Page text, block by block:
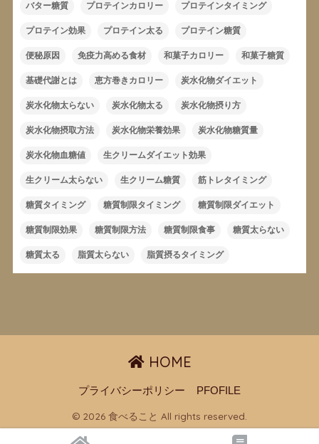
バター糖質 プロテインカロリー プロテインタイミング
プロテイン効果 プロテイン太る プロテイン糖質
便秘原因 免疫力高める食材 和菓子カロリー 和菓子糖質
基礎代謝とは 恵方巻きカロリー 炭水化物ダイエット
炭水化物太らない 炭水化物太る 炭水化物摂り方
炭水化物摂取方法 炭水化物栄養効果 炭水化物糖質量
炭水化物血糖値 生クリームダイエット効果
生クリーム太らない 生クリーム糖質 筋トレタイミング
糖質タイミング 糖質制限タイミング 糖質制限ダイエット
糖質制限効果 糖質制限方法 糖質制限食事 糖質太らない
糖質太る 脂質太らない 脂質摂るタイミング
HOME
プライバシーポリシー PFOFILE
© 2026 食べること All rights reserved.